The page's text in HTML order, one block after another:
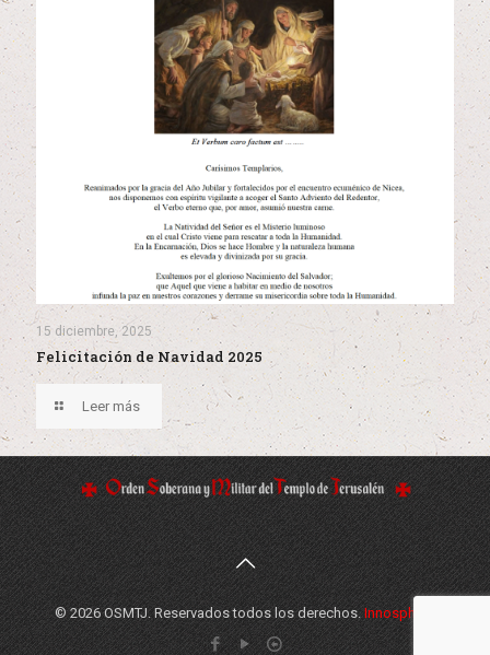
15 diciembre, 2025
Felicitación de Navidad 2025
Leer más
© 2026 OSMTJ. Reservados todos los derechos. Innosphere